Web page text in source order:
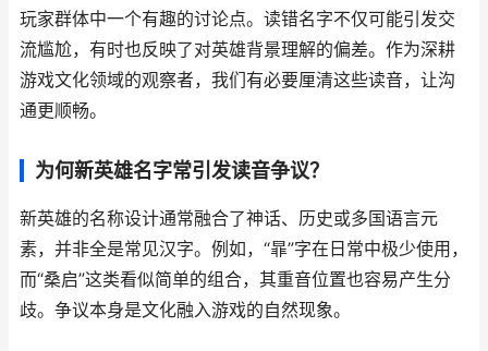
玩家群体中一个有趣的讨论点。读错名字不仅可能引发交
流尴尬，有时也反映了对英雄背景理解的偏差。作为深耕
游戏文化领域的观察者，我们有必要厘清这些读音，让沟
通更顺畅。
为何新英雄名字常引发读音争议？
新英雄的名称设计通常融合了神话、历史或多国语言元
素，并非全是常见汉字。例如，“暃”字在日常中极少使用，
而“桑启”这类看似简单的组合，其重音位置也容易产生分
歧。争议本身是文化融入游戏的自然现象。